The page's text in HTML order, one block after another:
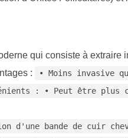
qui consiste à
:
• Moins invasive
: • Peut être plus
d'une bande de cuir